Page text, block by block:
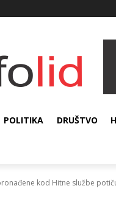
POLITIKA DRUŠTVO
kod Hitne službe